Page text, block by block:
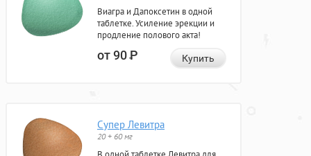
Виагра и Дапоксетин в одной
таблетке. Усиление эрекции и
продление полового акта!
от 90Р Купить
Супер Левитра
20 + 60 мг